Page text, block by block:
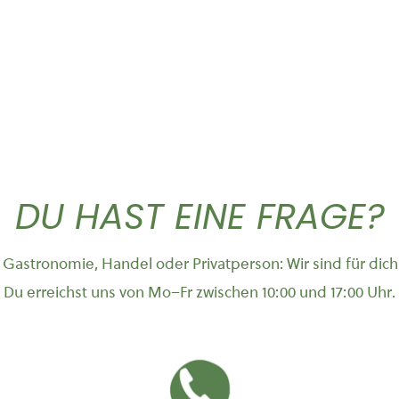
DU HAST EINE FRAGE?
Handel oder Privatperson: Wir sind für
Du erreichst uns von Mo–Fr zwischen 10:00 und 17:00 Uhr.